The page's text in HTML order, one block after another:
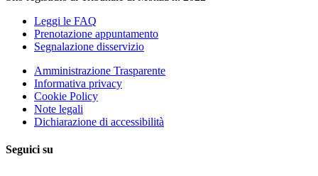
Leggi le FAQ
Prenotazione appuntamento
Segnalazione disservizio
Amministrazione Trasparente
Informativa privacy
Cookie Policy
Note legali
Dichiarazione di accessibilità
Seguici su